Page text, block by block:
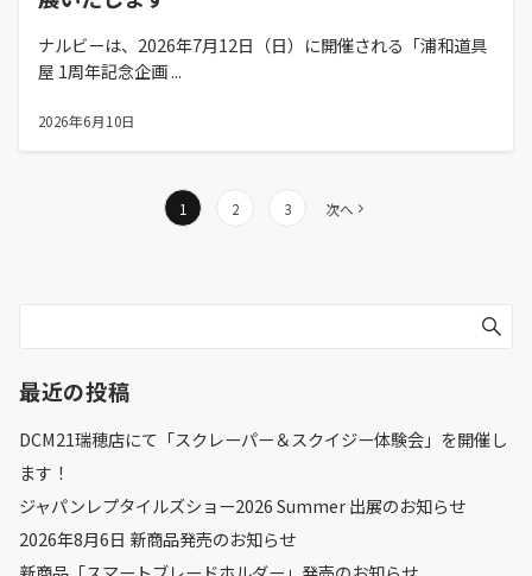
ナルビーは、2026年7月12日（日）に開催される「浦和道具
屋 1周年記念企画 ...
2026年6月10日
ジ
送
り
1 2 3 次へ
最近の投稿
DCM21瑞穂店にて「スクレーパー＆スクイジー体験会」を開催し
ます！
ジャパンレプタイルズショー2026 Summer 出展のお知らせ
2026年8月6日 新商品発売のお知らせ